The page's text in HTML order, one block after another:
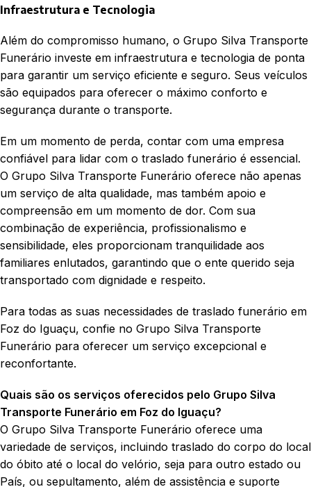
Infraestrutura e Tecnologia
Além do compromisso humano, o Grupo Silva Transporte
Funerário investe em infraestrutura e tecnologia de ponta
para garantir um serviço eficiente e seguro. Seus veículos
são equipados para oferecer o máximo conforto e
segurança durante o transporte.
Em um momento de perda, contar com uma empresa
confiável para lidar com o traslado funerário é essencial.
O Grupo Silva Transporte Funerário oferece não apenas
um serviço de alta qualidade, mas também apoio e
compreensão em um momento de dor. Com sua
combinação de experiência, profissionalismo e
sensibilidade, eles proporcionam tranquilidade aos
familiares enlutados, garantindo que o ente querido seja
transportado com dignidade e respeito.
Para todas as suas necessidades de traslado funerário em
Foz do Iguaçu, confie no Grupo Silva Transporte
Funerário para oferecer um serviço excepcional e
reconfortante.
Quais são os serviços oferecidos pelo Grupo Silva
Transporte Funerário em Foz do Iguaçu?
O Grupo Silva Transporte Funerário oferece uma
variedade de serviços, incluindo traslado do corpo do local
do óbito até o local do velório, seja para outro estado ou
País, ou sepultamento, além de assistência e suporte